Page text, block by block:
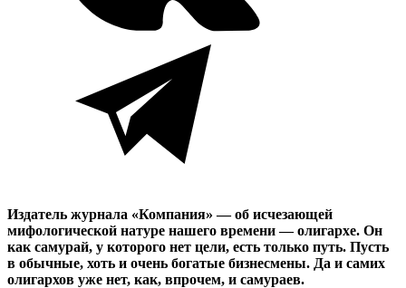
Издатель журнала «Компания» — об исчезающей
мифологической натуре нашего времени — олигархе. Он
как самурай, у которого нет цели, есть только путь. Пусть
в обычные, хоть и очень богатые бизнесмены. Да и самих
олигархов уже нет, как, впрочем, и самураев.